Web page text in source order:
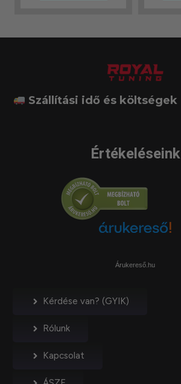
Szállítási idő és költségek
Értékeléseink
Árukereső.hu
Kérdése van? (GYIK)
Rólunk
Kapcsolat